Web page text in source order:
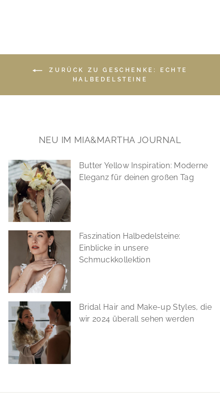
ZURÜCK ZU GESCHENKE: ECHTE
HALBEDELSTEINE
NEU IM MIA&MARTHA JOURNAL
Butter Yellow Inspiration: Moderne
Eleganz für deinen großen Tag
Faszination Halbedelsteine:
Einblicke in unsere
Schmuckkollektion
Bridal Hair and Make-up Styles, die
wir 2024 überall sehen werden